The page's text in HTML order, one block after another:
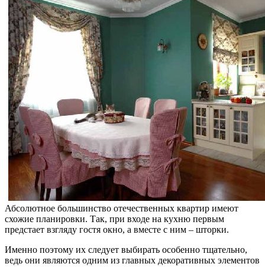
Абсолютное большинство отечественных квартир имеют
схожие планировки. Так, при входе на кухню первым
предстает взгляду гостя окно, а вместе с ним – шторки.
Именно поэтому их следует выбирать особенно тщательно,
ведь они являются одним из главных декоративных элементов